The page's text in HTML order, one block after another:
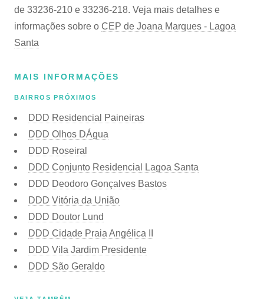
de 33236-210 e 33236-218. Veja mais detalhes e
informações sobre o CEP de Joana Marques - Lagoa
Santa
MAIS INFORMAÇÕES
BAIRROS PRÓXIMOS
DDD Residencial Paineiras
DDD Olhos DÁgua
DDD Roseiral
DDD Conjunto Residencial Lagoa Santa
DDD Deodoro Gonçalves Bastos
DDD Vitória da União
DDD Doutor Lund
DDD Cidade Praia Angélica II
DDD Vila Jardim Presidente
DDD São Geraldo